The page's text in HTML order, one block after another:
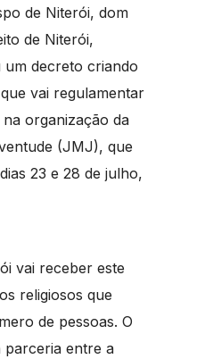
de Niterói, dom
de Niterói,
um decreto criando
vai regulamentar
na organização da
(JMJ), que
23 e 28 de julho,
vai receber este
religiosos que
de pessoas. O
parceria entre a